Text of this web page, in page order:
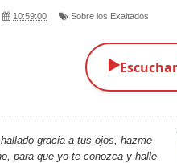
Vivos
10:59:00 Sobre los Exaltados
▶️
gracia a tus ojos, hazme
para que yo te conozca y halle